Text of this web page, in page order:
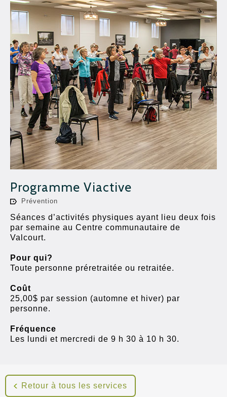
Programme Viactive
Prévention
Séances d’activités physiques ayant lieu deux fois
par semaine au Centre communautaire de
Valcourt.
Pour qui?
Toute personne préretraitée ou retraitée.
Coût
25,00$ par session (automne et hiver) par
personne.
Fréquence
Les lundi et mercredi de 9 h 30 à 10 h 30.
Retour à tous les services